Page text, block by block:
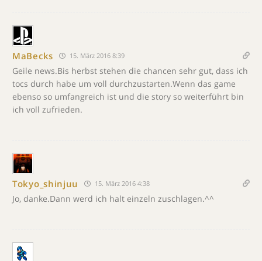
MaBecks 15. März 2016 8:39
Geile news.Bis herbst stehen die chancen sehr gut, dass ich
tocs durch habe um voll durchzustarten.Wenn das game
ebenso so umfangreich ist und die story so weiterführt bin
ich voll zufrieden.
Tokyo_shinjuu 15. März 2016 4:38
Jo, danke.Dann werd ich halt einzeln zuschlagen.^^